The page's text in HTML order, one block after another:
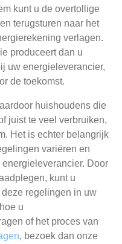
kunt u de overtollige
terugsturen naar het
verlagen.
produceert dan u
uw energieleverancier,
de toekomst.
huishoudens die
juist te veel verbruiken,
Het is echter belangrijk
variëren en
Door
kunt u
regelingen in uw
u
of het proces van
, bezoek dan onze